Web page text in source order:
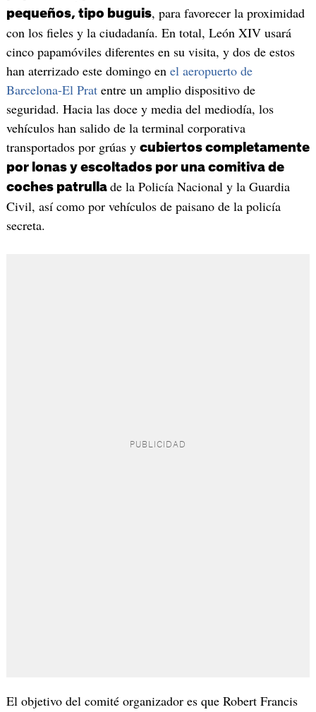
pequeños, tipo buguis, para favorecer la proximidad
con los fieles y la ciudadanía. En total, León XIV usará
cinco papamóviles diferentes en su visita, y dos de estos
han aterrizado este domingo en el aeropuerto de
Barcelona-El Pratentre un amplio dispositivo de
seguridad. Hacia las doce y media del mediodía, los
vehículos han salido de la terminal corporativa
transportados por grúas y cubiertos completamente
por lonas y escoltados por una comitiva de
coches patrulla de la Policía Nacional y la Guardia
Civil, así como por vehículos de paisano de la policía
secreta.
El objetivo del comité organizador es que Robert Francis